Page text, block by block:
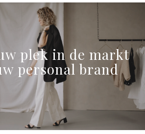
plek in de markt
personal brand